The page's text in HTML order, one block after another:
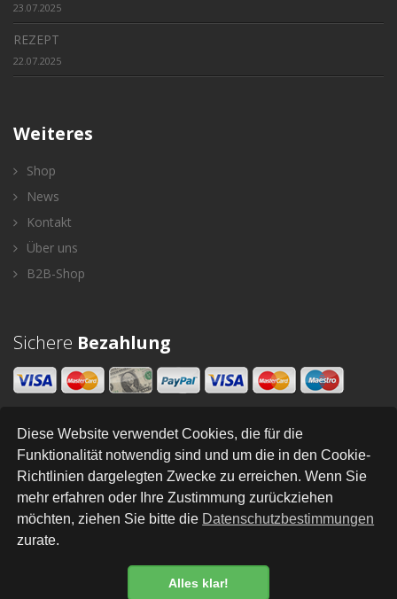
Diese Website verwendet Cookies, die für die
Funktionalität notwendig sind und um die in den Cookie-
Richtlinien dargelegten Zwecke zu erreichen. Wenn Sie
mehr erfahren oder Ihre Zustimmung zurückziehen
möchten, ziehen Sie bitte die Datenschutzbestimmungen
zurate.
Alles klar!
23.07.2025
REZEPT
22.07.2025
Weiteres
Shop
News
Kontakt
Über uns
B2B-Shop
Sichere Bezahlung
Newsletter
SENDEN
Impressum•Versand•Kontakt•